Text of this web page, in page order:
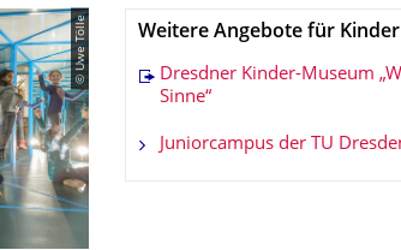
© Uwe Tölle Weitere Angebote für Kinder
Dresdner Kinder-Museum
Sinne“
Juniorcampus der TU